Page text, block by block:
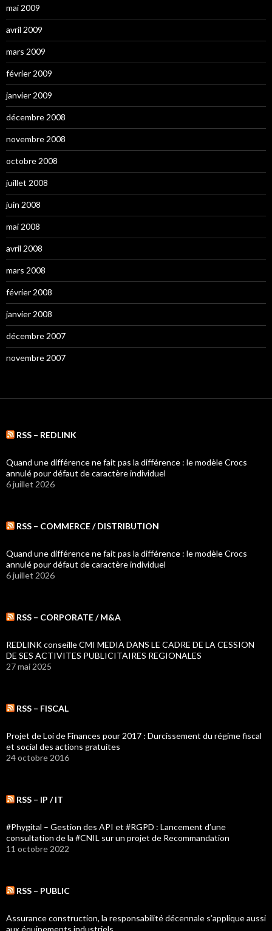
mai 2009
avril 2009
mars 2009
février 2009
janvier 2009
décembre 2008
novembre 2008
octobre 2008
juillet 2008
juin 2008
mai 2008
avril 2008
mars 2008
février 2008
janvier 2008
décembre 2007
novembre 2007
RSS – REDLINK
Quand une différence ne fait pas la différence : le modèle Crocs
annulé pour défaut de caractère individuel
6 juillet 2026
RSS – COMMERCE / DISTRIBUTION
Quand une différence ne fait pas la différence : le modèle Crocs
annulé pour défaut de caractère individuel
6 juillet 2026
RSS – CORPORATE / M&A
REDLINK conseille CMI MEDIA DANS LE CADRE DE LA CESSION
DE SES ACTIVITES PUBLICITAIRES REGIONALES
27 mai 2025
RSS – FISCAL
Projet de Loi de Finances pour 2017 : Durcissement du régime fiscal
et social des actions gratuites
24 octobre 2016
RSS – IP / IT
#Phygital – Gestion des API et #RGPD : Lancement d’une
consultation de la #CNIL sur un projet de Recommandation
11 octobre 2022
RSS – PUBLIC
Assurance construction, la responsabilité décennale s’applique aussi
aux équipements industriels.